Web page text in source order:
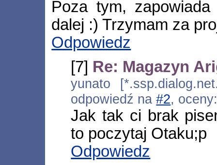
Poza tym,
dalej :) Trzymam za
Odpowiedz
[7] Re: Magazyn
yunato
odpowiedź na#2,
Jak tak ci brak
to poczytaj Otaku;p
Odpowiedz